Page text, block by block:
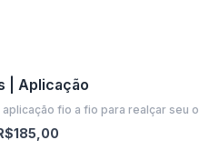
| Aplicação
fio a fio para realçar seu